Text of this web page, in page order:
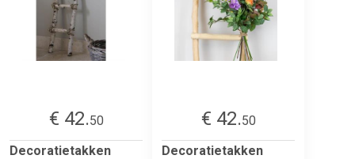
€ 42.50
Decoratietakken
€ 42.50
Decoratietakken